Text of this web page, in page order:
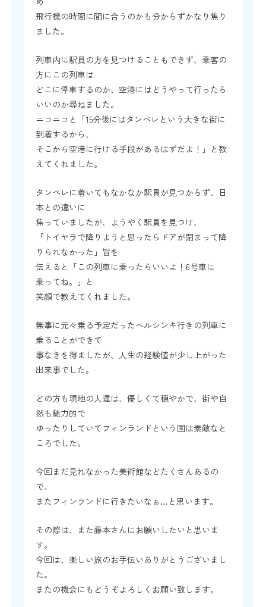
飛行機の時間に間に合うのかも分からずかなり焦り
ました。
列車内に駅員の方を見つけることもできず、乗客の
方にこの列車は
どこに停車するのか、空港にはどうやって行ったら
いいのか尋ねました。
ニコニコと「15分後にはタンペレという大きな街に
到着するから、
そこから空港に行ける手段があるはずだよ！」と教
えてくれました。
タンペレに着いてもなかなか駅員が見つからず、日
本との違いに
焦っていましたが、ようやく駅員を見つけ、
「トイヤラで降りようと思ったらドアが閉まって降
りられなかった」旨を
伝えると「この列車に乗ったらいいよ！6号車に
乗ってね。」と
笑顔で教えてくれました。
無事に元々乗る予定だったヘルシンキ行きの列車に
乗ることができて
事なきを得ましたが、人生の経験値が少し上がった
出来事でした。
どの方も現地の人達は、優しくて穏やかで、街や自
然も魅力的で
ゆったりしていてフィンランドという国は素敵なと
ころでした。
今回まだ見れなかった美術館などたくさんあるの
で、
またフィンランドに行きたいなぁ…と思います。
その際は、また藤本さんにお願いしたいと思いま
す。
今回は、楽しい旅のお手伝いありがとうございまし
た。
またの機会にもどうぞよろしくお願い致します。